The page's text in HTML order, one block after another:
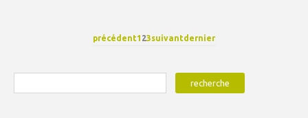
précédent1 23suivantdernier